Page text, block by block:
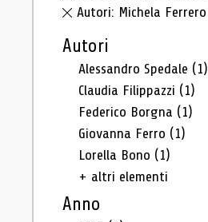
Autori: Michela Ferrero
Autori
Alessandro Spedale (1)
Claudia Filippazzi (1)
Federico Borgna (1)
Giovanna Ferro (1)
Lorella Bono (1)
+ altri elementi
Anno